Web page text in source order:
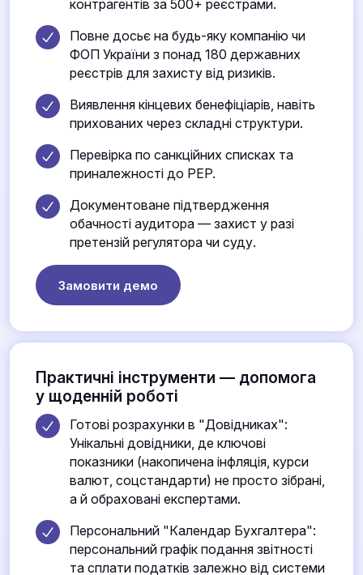
контрагентів за 500+ реєстрами.
Повне досьє на будь-яку компанію чи
ФОП України з понад 180 державних
реєстрів для захисту від ризиків.
Виявлення кінцевих бенефіціарів, навіть
прихованих через складні структури.
Перевірка по санкційних списках та
приналежності до PEP.
Документоване підтвердження
обачності аудитора — захист у разі
претензій регулятора чи суду.
Замовити демо
Практичні інструменти — допомога
у щоденній роботі
Готові розрахунки в "Довідниках":
Унікальні довідники, де ключові
показники (накопичена інфляція, курси
валют, соцстандарти) не просто зібрані,
а й обраховані експертами.
Персональний "Календар Бухгалтера":
персональний графік подання звітності
та сплати податків залежно від системи